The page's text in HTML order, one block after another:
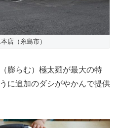
店（糸島市）
膨らむ）極太麺が最大の特
に追加のダシがやかんで提供